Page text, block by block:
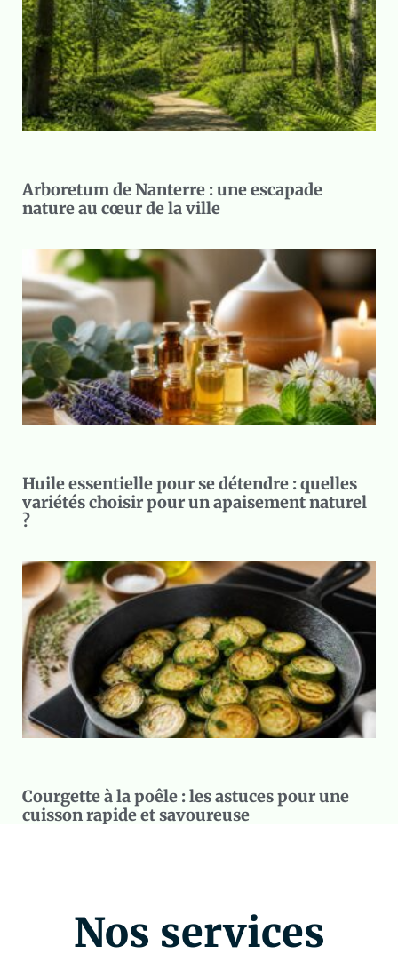
Arboretum de Nanterre : une escapade
nature au cœur de la ville
Huile essentielle pour se détendre : quelles
variétés choisir pour un apaisement naturel
?
Courgette à la poêle : les astuces pour une
cuisson rapide et savoureuse
Nos services